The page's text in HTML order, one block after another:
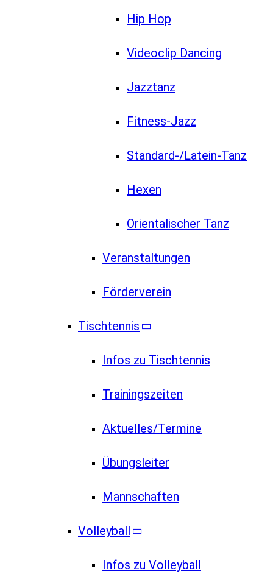
Hip Hop
Videoclip Dancing
Jazztanz
Fitness-Jazz
Standard-/Latein-Tanz
Hexen
Orientalischer Tanz
Veranstaltungen
Förderverein
Tischtennis
Infos zu Tischtennis
Trainingszeiten
Aktuelles/Termine
Übungsleiter
Mannschaften
Volleyball
Infos zu Volleyball